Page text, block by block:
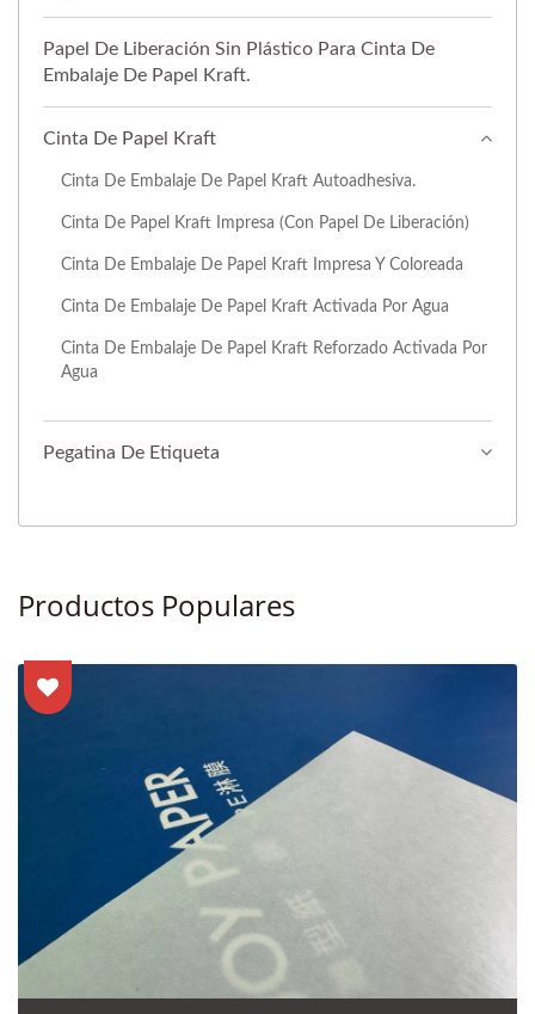
Papel De Liberación Sin Plástico Para Cinta De
Embalaje De Papel Kraft.
Cinta De Papel Kraft
Cinta De Embalaje De Papel Kraft Autoadhesiva.
Cinta De Papel Kraft Impresa (con Papel De Liberación)
Cinta De Embalaje De Papel Kraft Impresa Y Coloreada
Cinta De Embalaje De Papel Kraft Activada Por Agua
Cinta De Embalaje De Papel Kraft Reforzado Activada Por
Agua
Pegatina De Etiqueta
Productos Populares